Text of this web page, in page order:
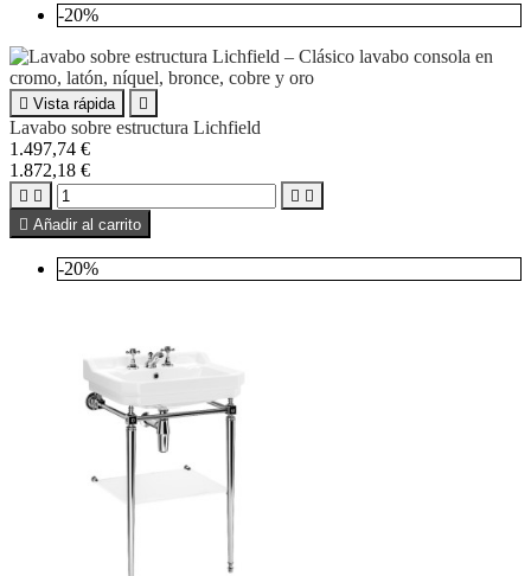
-20%
 Vista rápida 
Lavabo sobre estructura Lichfield
1.497,74 €
1.872,18 €
   
 Añadir al carrito
-20%